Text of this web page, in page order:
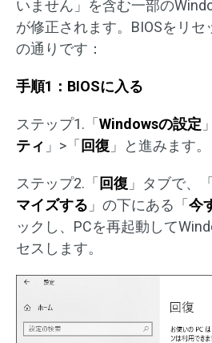
いません」を含む一部の
が修正されます。BIOSをリ
の通りです：
手順1：BIOSに入る
ステップ1.「 Windowsの設定
ティ 」>「 回復 」と進みます。
ステップ2.「 回復 」タブで、「
マイズする 」の下にある「 今
ックし、PCを再起動して
セスします。